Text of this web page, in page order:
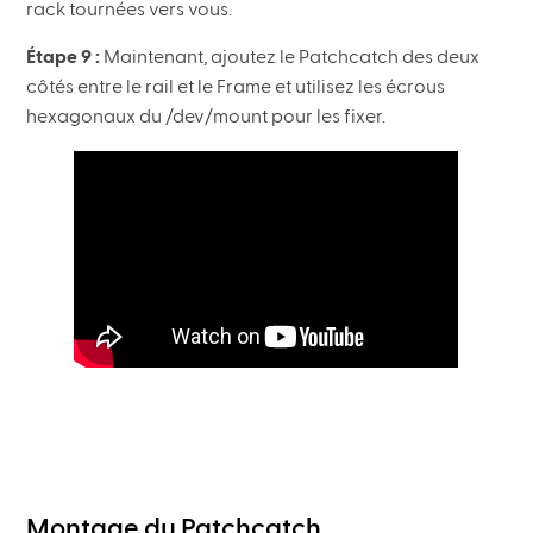
rack tournées vers vous.
Étape 9 : Maintenant, ajoutez le Patchcatch des deux
côtés entre le rail et le Frame et utilisez les écrous
hexagonaux du /dev/mount pour les fixer.
Montage du Patchcatch